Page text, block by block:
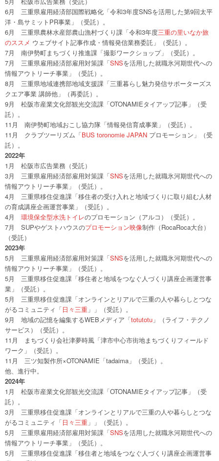
6月 三重県雇用経済部国際戦略化「令和3年度SNSを活用した第9回太平
洋・島サミットPR事業」（受託）。
6月 三重県農林水産部農山漁村づくり課「令和3年度三重の里いなか旅
のススメ ウェブサイト記事作成・情報発信業務委託」（受託）。
7月 南伊勢町まちづくり推進課「撮影ワークショップ」（受託）。
7月 三重県雇用経済部雇用対策課「SNSを活用した就職氷河期世代への
情報アウトリーチ事業」（受託）。
8月 三重県地域連携部地域支援課「三重暮らし魅力発信サポーターズス
クエア事業 講師他」（再委託）。
9月 松阪市産業文化部観光交流課「OTONAMIEタイアップ記事」（受
託）。
11月 南伊勢町地域おこし協力隊「情報発信育成事業」（受託）。
11月 クラブツーリズム「BUS toronomie JAPAN プロモーション」（受
託）。
2022年
1月 松阪市広告業務（受託）
3月 三重県雇用経済部雇用対策課「SNSを活用した就職氷河期世代への
情報アウトリーチ事業」（受託）。
4月 三重県移住促進課「移住者の受け入れと地域づくりに取り組む人材
の育成講座企画運営事業」（受託）。
4月 環境保全型水洗トイレのプロモーション（アルコ）（受託）。
7月 SUPやゲストハウスのプロモーション映像制作（RocaRoca大台）
（受託）
2023年
5月 三重県雇用経済部雇用対策課「SNSを活用した就職氷河期世代への
情報アウトリーチ事業」（受託）。
5月 三重県移住促進課「移住者と地域をつなぐ人づくり講座企画運営事
業」（受託）。
5月 三重県移住促進課「オンラインとリアルで三重の人や暮らしとつな
がるコミュニティ「日々三重 」」（受託）。
9月 地域の記憶を編集するWEBメディア「totutotu 」（ライフ・テクノ
サービス）（受託）。
11月 まちづくり会社津夢時風「津市中心市街地まちづくりフィールド
ワーク」（受託）。
11月 三ツ知製作所×OTONAMIE「tadaima」（受託）。
他、進行中。
2024年
1月 松阪市産業文化部観光交流課「OTONAMIEタイアップ記事」（受
託）。
3月 三重県移住促進課「オンラインとリアルで三重の人や暮らしとつな
がるコミュニティ「日々三重 」」（受託）。
5月 三重県雇用経済部雇用対策課「SNSを活用した就職氷河期世代への
情報アウトリーチ事業」（受託）。
5月 三重県移住促進課「移住者と地域をつなぐ人づくり講座企画運営事